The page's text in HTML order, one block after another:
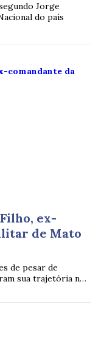
Jorge
do país
ex-
de Mato
de pesar de
sua trajetória na